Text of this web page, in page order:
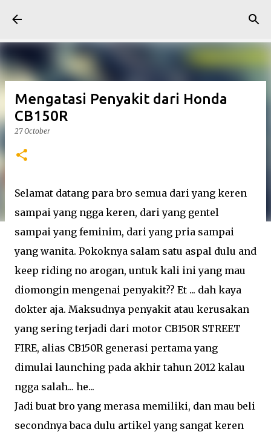
Mengatasi Penyakit dari Honda
CB150R
27 October
Selamat datang para bro semua dari yang keren
sampai yang ngga keren, dari yang gentel
sampai yang feminim, dari yang pria sampai
yang wanita. Pokoknya salam satu aspal dulu and
keep riding no arogan, untuk kali ini yang mau
diomongin mengenai penyakit?? Et ... dah kaya
dokter aja. Maksudnya penyakit atau kerusakan
yang sering terjadi dari motor CB150R STREET
FIRE, alias CB150R generasi pertama yang
dimulai launching pada akhir tahun 2012 kalau
ngga salah... he...
Jadi buat bro yang merasa memiliki, dan mau beli
secondnya baca dulu artikel yang sangat keren